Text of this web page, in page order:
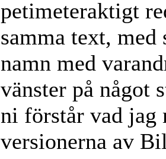
petimeteraktigt
samma text,
namn med
vänster på något
ni förstår vad jag
versionerna av